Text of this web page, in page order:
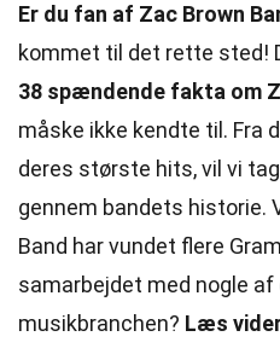
Er du fan af Zac Brown
kommet til det rette sted!
38 spændende fakta om
måske ikke kendte til. Fra
deres største hits, vil vi
gennem bandets historie.
Band har vundet flere
samarbejdet med nogle
musikbranchen? Læs